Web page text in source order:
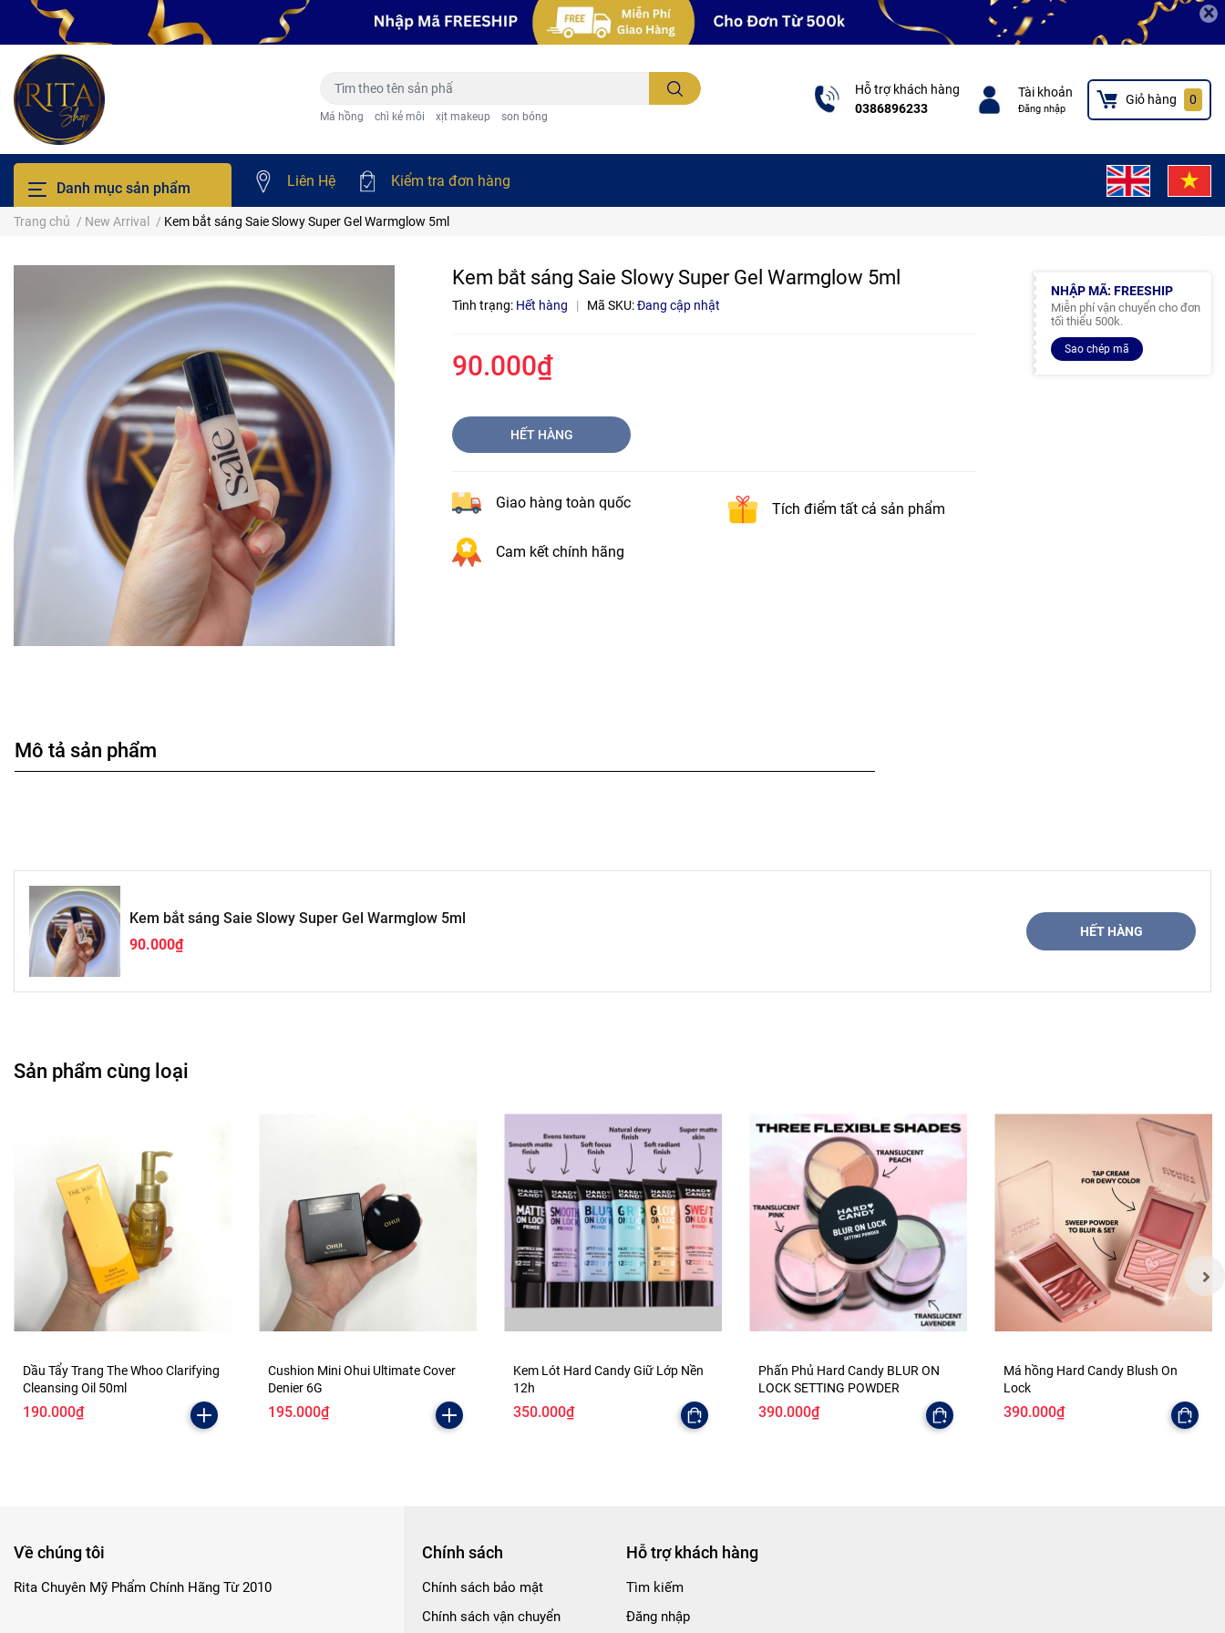
×
Má hồng chì kẻ môi xịt makeup son bóng
Hỗ trợ khách hàng
0386896233
Tài khoản
Đăng nhập
Giỏ hàng 0
Danh mục sản phẩm Liên Hệ Kiểm tra đơn hàng
Trang chủ / New Arrival / Kem bắt sáng Saie Slowy Super Gel Warmglow 5ml
Kem bắt sáng Saie Slowy Super Gel Warmglow 5ml
Tình trạng: Hết hàng | Mã SKU:Đang cập nhật
90.000₫
HẾT HÀNG
Giao hàng toàn quốc Tích điểm tất cả sản phẩm
Cam kết chính hãng
NHẬP MÃ: FREESHIP
Miễn phí vận chuyển cho đơn
tối thiểu 500k.
Sao chép mã
Mô tả sản phẩm
Kem bắt sáng Saie Slowy Super Gel Warmglow 5ml
90.000₫
HẾT HÀNG
Sản phẩm cùng loại
Dầu Tẩy Trang The Whoo Clarifying
Cleansing Oil 50ml
190.000₫
Cushion Mini Ohui Ultimate Cover
Denier 6G
195.000₫
Kem Lót Hard Candy Giữ Lớp Nền
12h
350.000₫
Phấn Phủ Hard Candy BLUR ON
LOCK SETTING POWDER
390.000₫
Má hồng Hard Candy Blush On
Lock
390.000₫
Về chúng tôi
Rita Chuyên Mỹ Phẩm Chính Hãng Từ 2010
Chính sách
Chính sách bảo mật
Chính sách vận chuyển
Hỗ trợ khách hàng
Tìm kiếm
Đăng nhập